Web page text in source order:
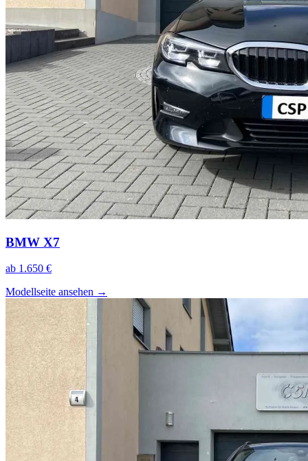
BMW X7
ab 1.650 €
Modellseite ansehen →